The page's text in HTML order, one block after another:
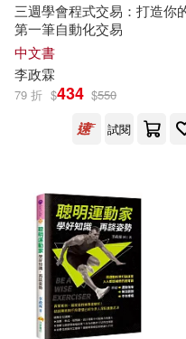
陳志偉、林家弘、
上市日期
一個月內上市新品(2)
電子書 (可複選)
適合手機平板閱讀(3)
三週學會程式交易：打造你
第一筆自動化交易
中文書
李政霖
79 折 $434 $550
試閱